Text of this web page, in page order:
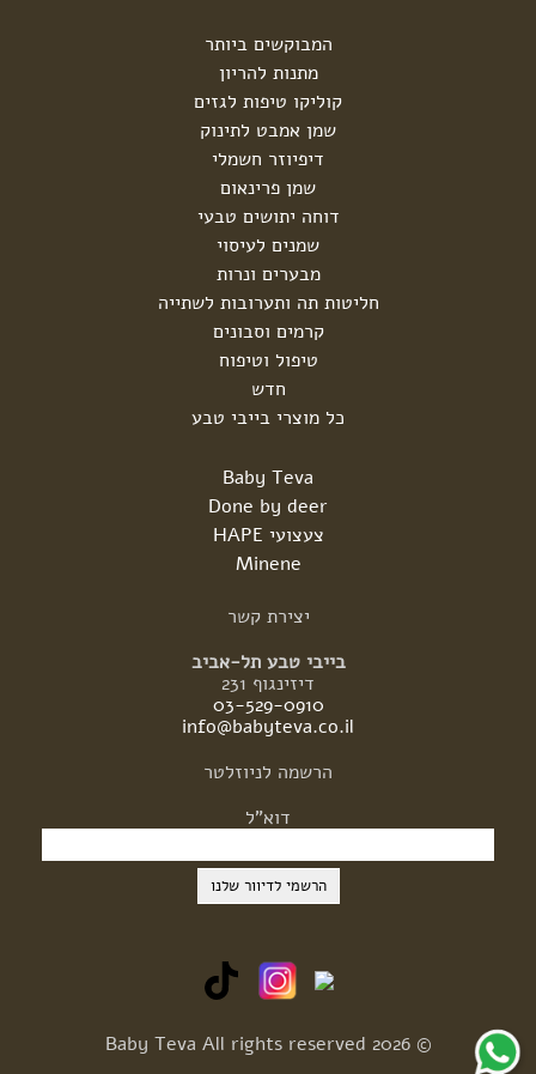
המבוקשים ביותר
מתנות להריון
קוליקו טיפות לגזים
שמן אמבט לתינוק
דיפיוזר חשמלי
שמן פרינאום
דוחה יתושים טבעי
שמנים לעיסוי
מבערים ונרות
חליטות תה ותערובות לשתייה
קרמים וסבונים
טיפול וטיפוח
חדש
כל מוצרי בייבי טבע
Baby Teva
Done by deer
צעצועי HAPE
Minene
יצירת קשר
בייבי טבע תל-אביב
דיזינגוף 231
03-529-0910
info@babyteva.co.il
הרשמה לניוזלטר
דוא"ל
© 2026 Baby Teva All rights reserved